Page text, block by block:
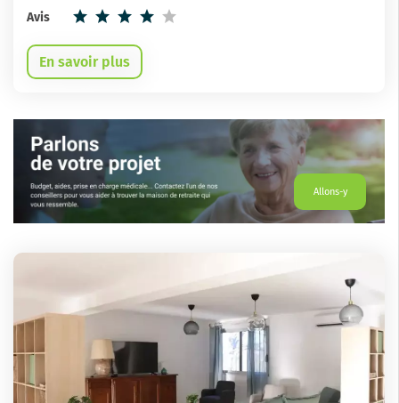
Avis
En savoir plus
Allons-y